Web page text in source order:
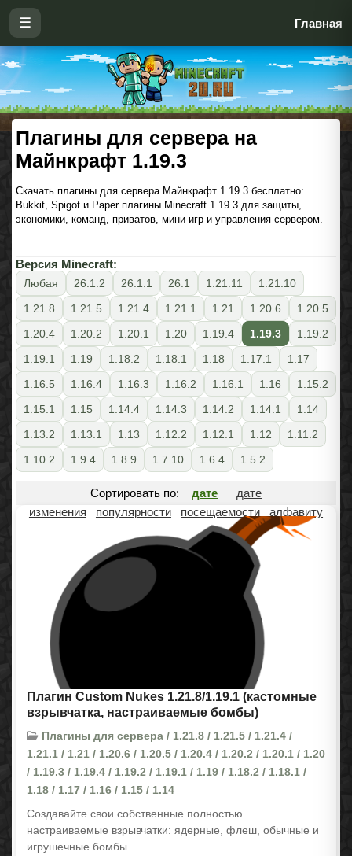
☰ Главная
Плагины для сервера на
Майнкрафт 1.19.3
Скачать плагины для сервера Майнкрафт 1.19.3 бесплатно:
Bukkit, Spigot и Paper плагины Minecraft 1.19.3 для защиты,
экономики, команд, приватов, мини-игр и управления сервером.
Версия Minecraft:
Любая 26.1.2 26.1.1 26.1 1.21.11
1.21.10
1.21.8
1.21.5 1.21.4 1.21.1 1.21 1.20.6
1.20.5
1.20.4
1.20.2 1.20.1 1.20 1.19.4 1.19.3
1.19.2
1.19.1
1.19 1.18.2 1.18.1 1.18 1.17.1
1.17
1.16.5
1.16.4 1.16.3 1.16.2 1.16.1 1.16
1.15.2
1.15.1
1.15 1.14.4 1.14.3 1.14.2 1.14.1
1.14
1.13.2
1.13.1 1.13 1.12.2 1.12.1 1.12
1.11.2
1.10.2
1.9.4 1.8.9 1.7.10 1.6.4 1.5.2
Сортировать по: дате
дате
изменения
популярности посещаемости алфавиту
Плагин Custom Nukes 1.21.8/1.19.1 (кастомные
взрывчатка, настраиваемые бомбы)
Плагины для сервера / 1.21.8 / 1.21.5 / 1.21.4 /
1.21.1 / 1.21 / 1.20.6 / 1.20.5 / 1.20.4 / 1.20.2 / 1.20.1 / 1.20
/ 1.19.3 / 1.19.4 / 1.19.2 / 1.19.1 / 1.19 / 1.18.2 / 1.18.1 /
1.18 / 1.17 / 1.16 / 1.15 / 1.14
Создавайте свои собственные полностью
настраиваемые взрывчатки: ядерные, флеш, обычные и
игрушечные бомбы.